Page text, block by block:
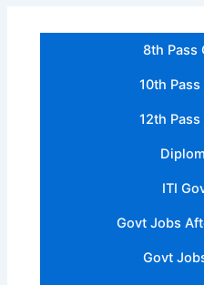
8th Pass
10th
12th
ITI
Govt Jobs
Govt